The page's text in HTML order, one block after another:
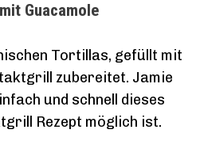
Guacamole
Tortillas, gefüllt mit
zubereitet. Jamie
und schnell dieses
Rezept möglich ist.